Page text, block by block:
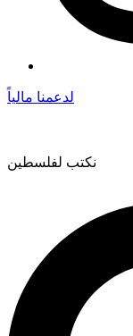
لدعمنا مالياً
نكتب لفلسطين